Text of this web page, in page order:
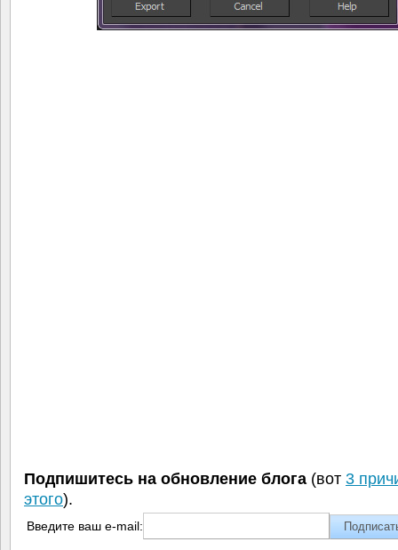
Подпишитесь на обновление блога (вот 3
этого).
Введите ваш e-mail: